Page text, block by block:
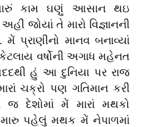
કામ ઘણું આસાન થઇ
જોયાં તે મારો વિજ્ઞાનની
પ્રાણીનો માનવ બનાવ્યાં
વર્ષોની અગાધ મહેનત
હું આ દુનિયા પર રાજ
ચક્રો પણ ગતિમાન કરી
જ દેશોમાં મેં મારાં મથકો
પહેલું મથક મેં નેપાળમાં